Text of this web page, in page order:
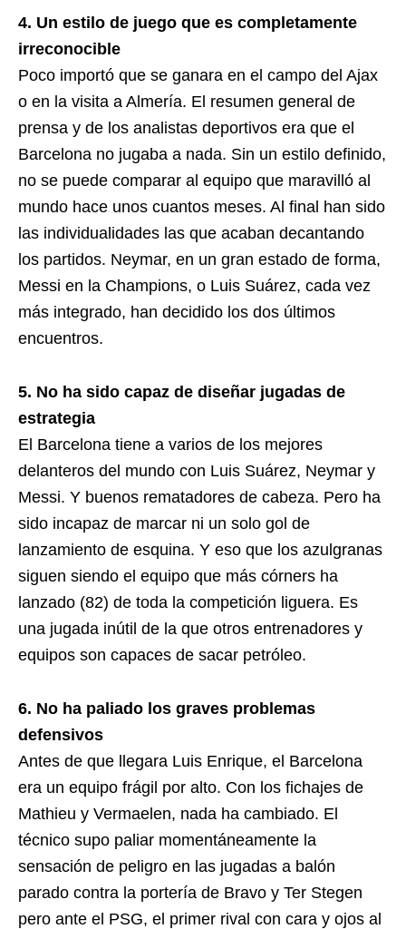
4. Un estilo de juego que es completamente
irreconocible
Poco importó que se ganara en el campo del Ajax
o en la visita a Almería. El resumen general de
prensa y de los analistas deportivos era que el
Barcelona no jugaba a nada. Sin un estilo definido,
no se puede comparar al equipo que maravilló al
mundo hace unos cuantos meses. Al final han sido
las individualidades las que acaban decantando
los partidos. Neymar, en un gran estado de forma,
Messi en la Champions, o Luis Suárez, cada vez
más integrado, han decidido los dos últimos
encuentros.
5. No ha sido capaz de diseñar jugadas de
estrategia
El Barcelona tiene a varios de los mejores
delanteros del mundo con Luis Suárez, Neymar y
Messi. Y buenos rematadores de cabeza. Pero ha
sido incapaz de marcar ni un solo gol de
lanzamiento de esquina. Y eso que los azulgranas
siguen siendo el equipo que más córners ha
lanzado (82) de toda la competición liguera. Es
una jugada inútil de la que otros entrenadores y
equipos son capaces de sacar petróleo.
6. No ha paliado los graves problemas
defensivos
Antes de que llegara Luis Enrique, el Barcelona
era un equipo frágil por alto. Con los fichajes de
Mathieu y Vermaelen, nada ha cambiado. El
técnico supo paliar momentáneamente la
sensación de peligro en las jugadas a balón
parado contra la portería de Bravo y Ter Stegen
pero ante el PSG, el primer rival con cara y ojos al